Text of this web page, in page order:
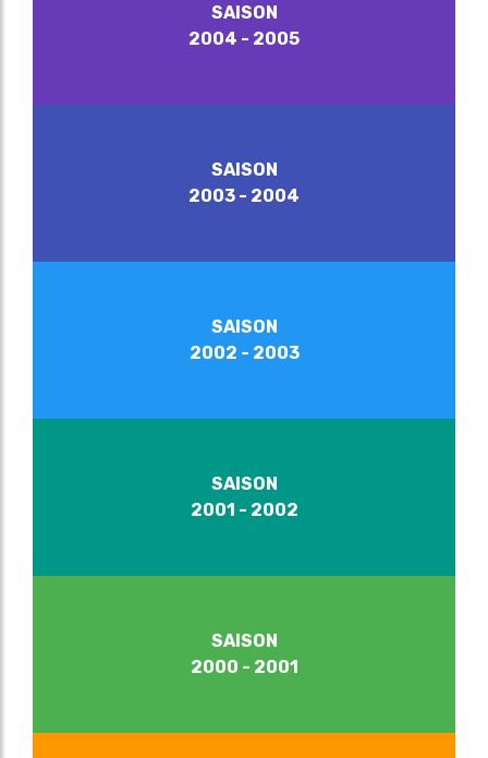
SAISON
2004 - 2005
SAISON
2003 - 2004
SAISON
2002 - 2003
SAISON
2001 - 2002
SAISON
2000 - 2001